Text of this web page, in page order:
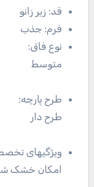
قد: زیر زانو
فرم: جذب
نوع فاق:
متوسط
طرح پارچه:
طرح دار
ویژگیهای
امکان خشک